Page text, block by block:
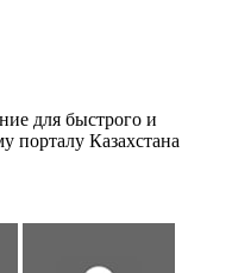
для быстрого и
порталу Казахстана